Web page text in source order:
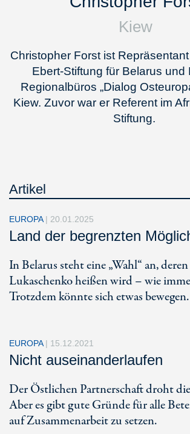
Kiew
Christopher Forst ist
Ebert-Stiftung für Belarus und
Regionalbüros „Dialog
Kiew. Zuvor war er Referent im
Stiftung.
Artikel
EUROPA | 20.01.2025
Land der begrenzten
In Belarus steht eine „Wahl“ an,
Lukaschenko heißen wird – wie
Trotzdem könnte sich etwas bewegen.
EUROPA | 15.12.2021
Nicht auseinanderlaufen
Der Östlichen Partnerschaft droht
Aber es gibt gute Gründe für alle
auf Zusammenarbeit zu setzen.